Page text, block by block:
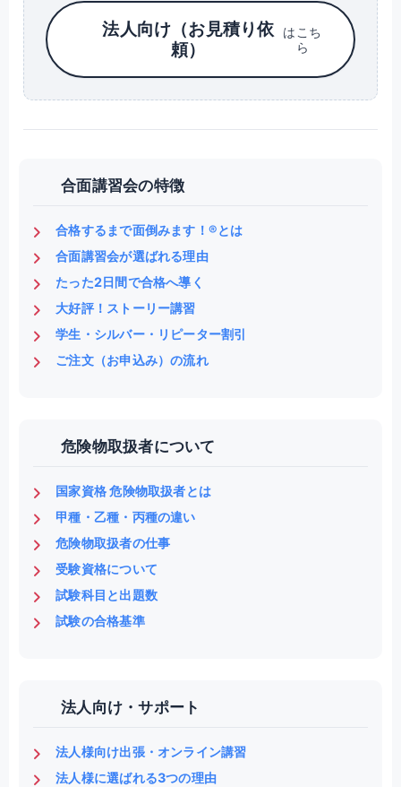
法人向け（お見積り依
頼）
はこち
ら
合面講習会の特徴
合格するまで面倒みます！®とは
合面講習会が選ばれる理由
たった2日間で合格へ導く
大好評！ストーリー講習
学生・シルバー・リピーター割引
ご注文（お申込み）の流れ
危険物取扱者について
国家資格 危険物取扱者とは
甲種・乙種・丙種の違い
危険物取扱者の仕事
受験資格について
試験科目と出題数
試験の合格基準
法人向け・サポート
法人様向け出張・オンライン講習
法人様に選ばれる3つの理由